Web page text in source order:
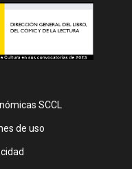
SCCL
de uso